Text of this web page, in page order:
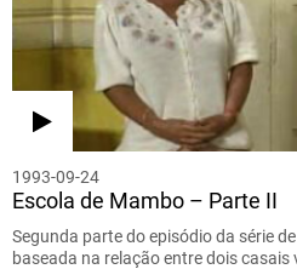
1993-09-24
Escola de Mambo – Parte II
Segunda parte do episódio da série de
baseada na relação entre dois casais